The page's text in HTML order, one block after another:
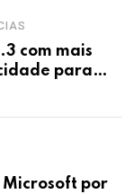
com mais
para
por